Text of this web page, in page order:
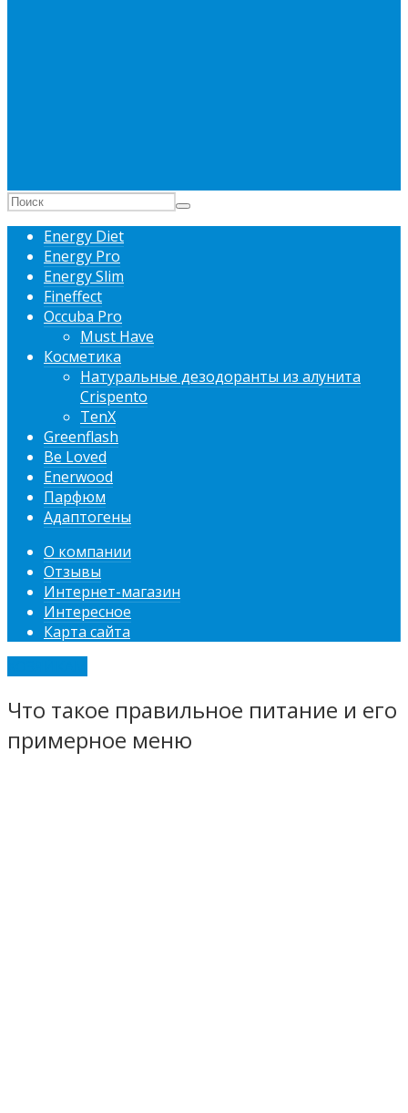
Energy Diet
Energy Pro
Energy Slim
Fineffect
Occuba Pro
Must Have
Косметика
Натуральные дезодоранты из алунита
Crispento
TenX
Greenflash
Be Loved
Enerwood
Парфюм
Адаптогены
О компании
Отзывы
Интернет-магазин
Интересное
Карта сайта
Что такое правильное питание и его
примерное меню